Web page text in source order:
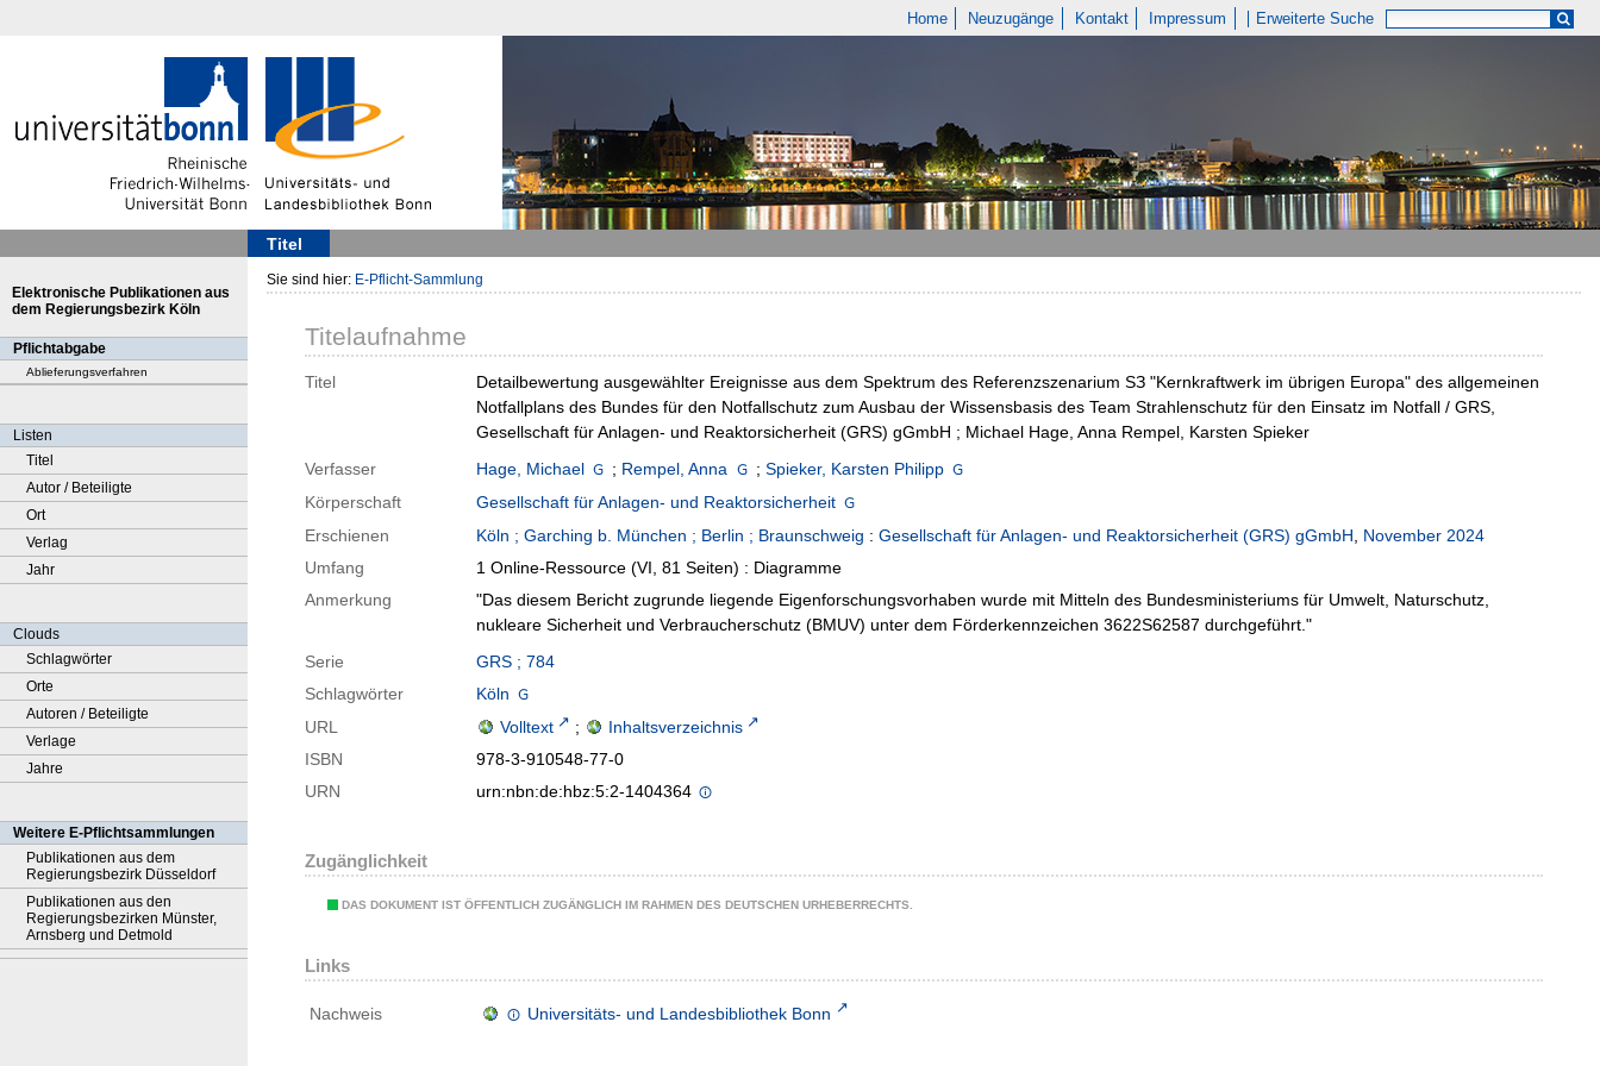
Home Neuzugänge Kontakt Impressum Erweiterte Suche
Titel
Elektronische Publikationen aus
dem Regierungsbezirk Köln
Pflichtabgabe
Ablieferungsverfahren
Listen
Titel
Autor / Beteiligte
Ort
Verlag
Jahr
Clouds
Schlagwörter
Orte
Autoren / Beteiligte
Verlage
Jahre
Weitere E-Pflichtsammlungen
Publikationen aus dem
Regierungsbezirk Düsseldorf
Publikationen aus den
Regierungsbezirken Münster,
Arnsberg und Detmold
Sie sind hier: E-Pflicht-Sammlung
Titelaufnahme
Titel
Detailbewertung ausgewählter Ereignisse aus dem Spektrum des Referenzszenarium SЗ "Kernkraftwerk im übrigen Europa" des allgemeinen
Notfallplans des Bundes für den Notfallschutz zum Ausbau der Wissensbasis des Team Strahlenschutz für den Einsatz im Notfall / GRS,
Gesellschaft für Anlagen- und Reaktorsicherheit (GRS) gGmbH ; Michael Hage, Anna Rempel, Karsten Spieker
Verfasser
Hage, Michael ; Rempel, Anna ; Spieker, Karsten Philipp
Körperschaft
Gesellschaft für Anlagen- und Reaktorsicherheit
Erschienen
Köln ; Garching b. München ; Berlin ; Braunschweig : Gesellschaft für Anlagen- und Reaktorsicherheit (GRS) gGmbH, November 2024
Umfang
1 Online-Ressource (VI, 81 Seiten) : Diagramme
Anmerkung
"Das diesem Bericht zugrunde liegende Eigenforschungsvorhaben wurde mit Mitteln des Bundesministeriums für Umwelt, Naturschutz,
nukleare Sicherheit und Verbraucherschutz (BMUV) unter dem Förderkennzeichen 3622S62587 durchgeführt."
Serie
GRS ; 784
Schlagwörter
Köln
URL
Volltext ;
Inhaltsverzeichnis
ISBN
978-3-910548-77-0
URN
urn:nbn:de:hbz:5:2-1404364
Zugänglichkeit
DAS DOKUMENT IST ÖFFENTLICH ZUGÄNGLICH IM RAHMEN DES DEUTSCHEN URHEBERRECHTS.
Links
Nachweis Universitäts- und Landesbibliothek Bonn